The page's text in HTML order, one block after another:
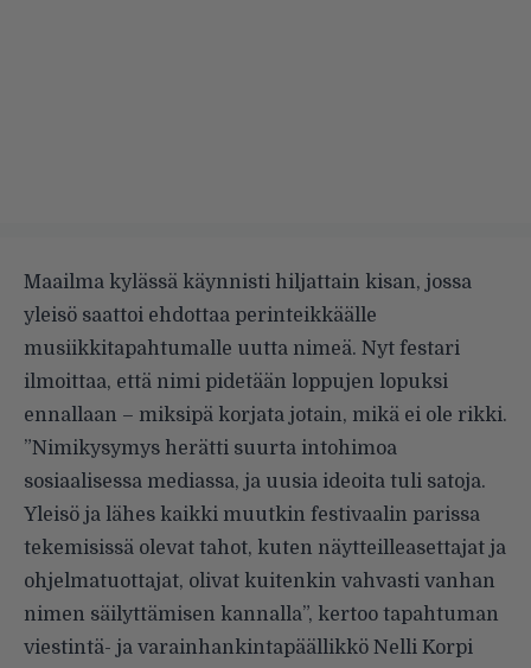
Maailma kylässä käynnisti hiljattain kisan, jossa
yleisö saattoi ehdottaa perinteikkäälle
musiikkitapahtumalle uutta nimeä. Nyt festari
ilmoittaa, että nimi pidetään loppujen lopuksi
ennallaan – miksipä korjata jotain, mikä ei ole rikki.
”Nimikysymys herätti suurta intohimoa
sosiaalisessa mediassa, ja uusia ideoita tuli satoja.
Yleisö ja lähes kaikki muutkin festivaalin parissa
tekemisissä olevat tahot, kuten näytteilleasettajat ja
ohjelmatuottajat, olivat kuitenkin vahvasti vanhan
nimen säilyttämisen kannalla”, kertoo tapahtuman
viestintä- ja varainhankintapäällikkö Nelli Korpi